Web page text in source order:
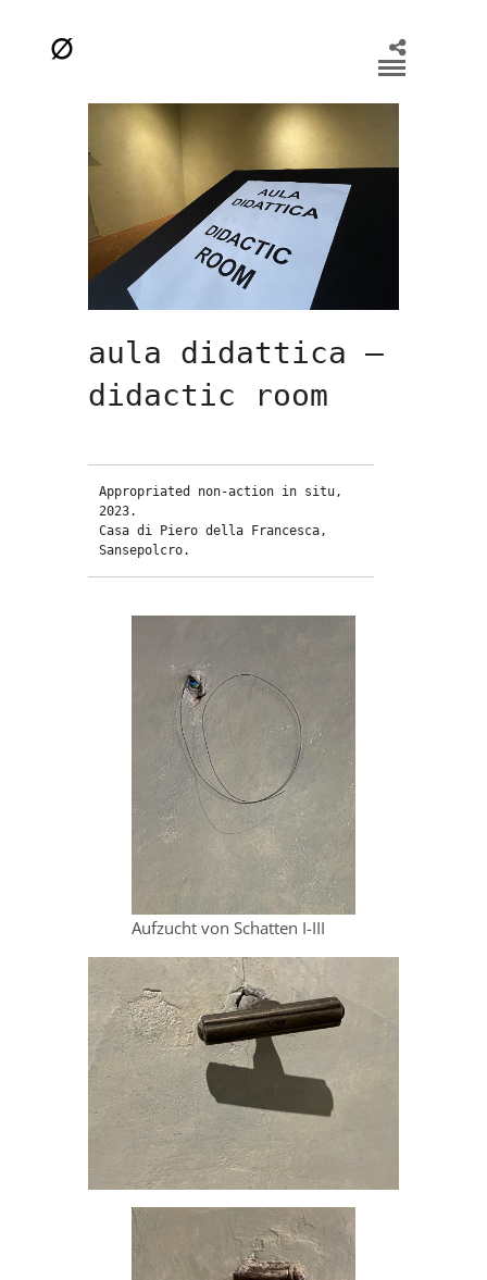
aula didattica –
didactic room
Appropriated non-action in situ,
2023.
Casa di Piero della Francesca,
Sansepolcro.
Aufzucht von Schatten I-III